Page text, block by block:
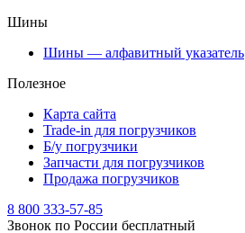
Шины
Шины — алфавитный указатель
Полезное
Карта сайта
Trade-in для погрузчиков
Б/у погрузчики
Запчасти для погрузчиков
Продажа погрузчиков
8 800 333-57-85
Звонок по России бесплатный